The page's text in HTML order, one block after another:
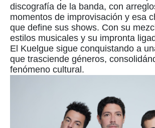
discografía de la banda, con
momentos de improvisación y esa
que define sus shows. Con su
estilos musicales y su impronta
El Kuelgue sigue conquistando a
que trasciende géneros,
fenómeno cultural.